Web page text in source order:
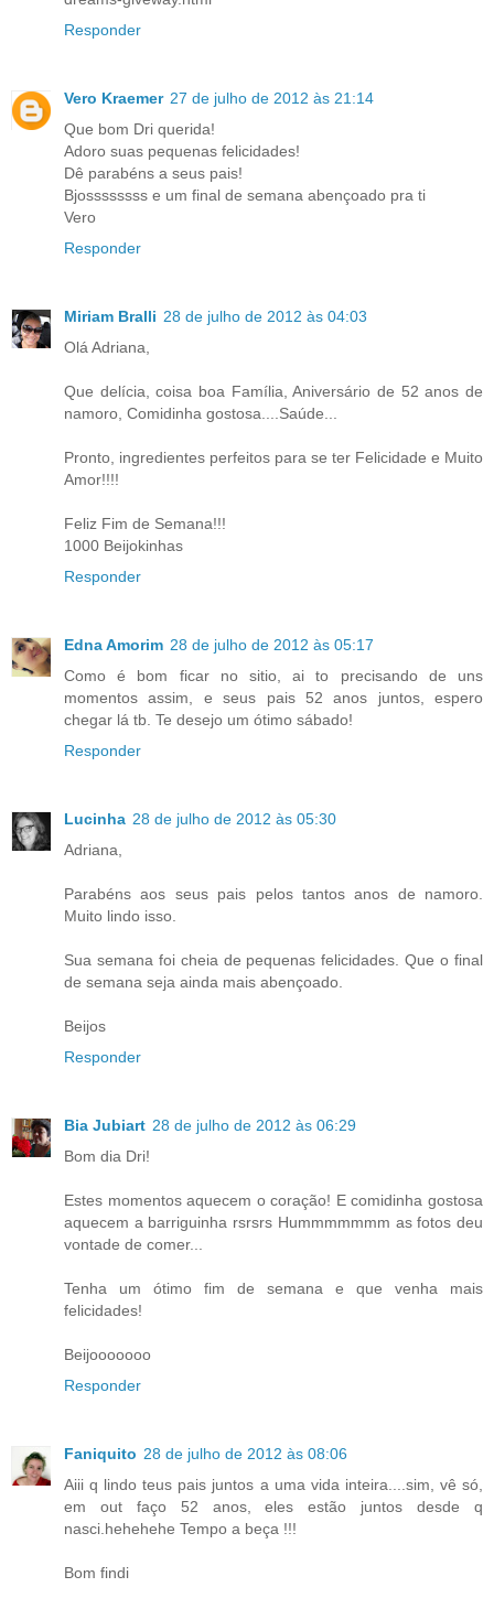
Responder
Vero Kraemer 27 de julho de 2012 às 21:14
Que bom Dri querida!
Adoro suas pequenas felicidades!
Dê parabéns a seus pais!
Bjossssssss e um final de semana abençoado pra ti
Vero
Responder
Miriam Bralli 28 de julho de 2012 às 04:03
Olá Adriana,
Que delícia, coisa boa Família, Aniversário de 52 anos de
namoro, Comidinha gostosa....Saúde...
Pronto, ingredientes perfeitos para se ter Felicidade e Muito
Amor!!!!
Feliz Fim de Semana!!!
1000 Beijokinhas
Responder
Edna Amorim 28 de julho de 2012 às 05:17
Como é bom ficar no sitio, ai to precisando de uns
momentos assim, e seus pais 52 anos juntos, espero
chegar lá tb. Te desejo um ótimo sábado!
Responder
Lucinha 28 de julho de 2012 às 05:30
Adriana,
Parabéns aos seus pais pelos tantos anos de namoro.
Muito lindo isso.
Sua semana foi cheia de pequenas felicidades. Que o final
de semana seja ainda mais abençoado.
Beijos
Responder
Bia Jubiart 28 de julho de 2012 às 06:29
Bom dia Dri!
Estes momentos aquecem o coração! E comidinha gostosa
aquecem a barriguinha rsrsrs Hummmmmmm as fotos deu
vontade de comer...
Tenha um ótimo fim de semana e que venha mais
felicidades!
Beijooooooo
Responder
Faniquito 28 de julho de 2012 às 08:06
Aiii q lindo teus pais juntos a uma vida inteira....sim, vê só,
em out faço 52 anos, eles estão juntos desde q
nasci.hehehehe Tempo a beça !!!
Bom findi